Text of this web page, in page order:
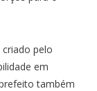
pelo
em
também